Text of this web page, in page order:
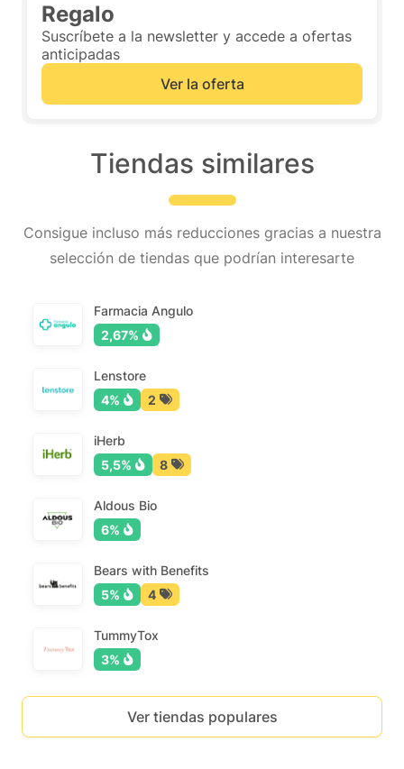
Regalo
Suscríbete a la newsletter y accede a ofertas
anticipadas
Ver la oferta
Tiendas similares
Consigue incluso más reducciones gracias a nuestra
selección de tiendas que podrían interesarte
Farmacia Angulo
2,67%
Lenstore
4%
2
iHerb
5,5%
8
Aldous Bio
6%
Bears with Benefits
5%
4
TummyTox
3%
Ver tiendas populares